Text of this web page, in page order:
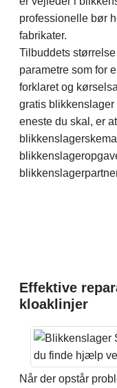
professionelle bør
fabrikater.
Tilbuddets
parametre som for
forklaret og
gratis
eneste du skal, er
Effektive
kloaklinjer
Når der opstår